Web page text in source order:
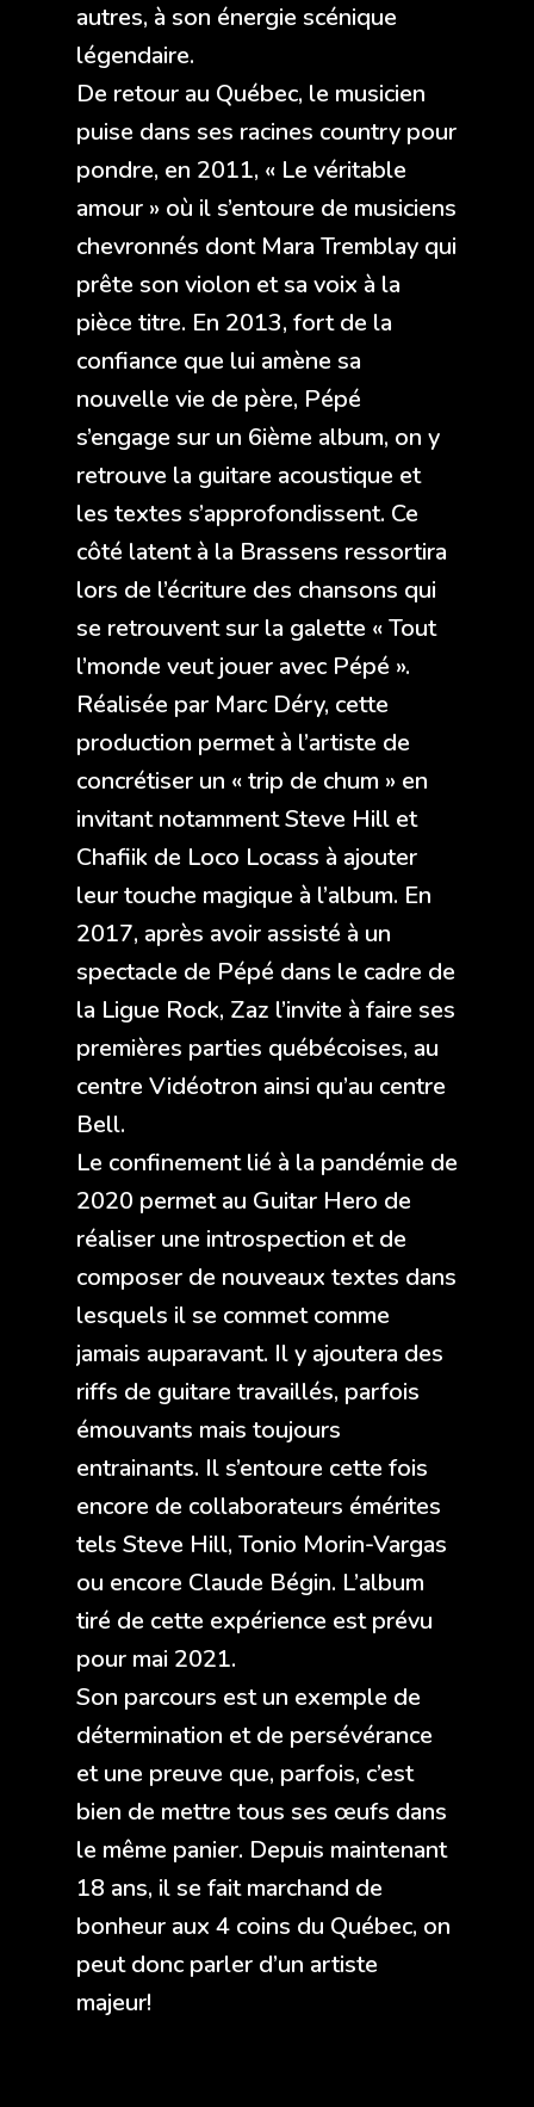
autres, à son énergie scénique
légendaire.
De retour au Québec, le musicien
puise dans ses racines country pour
pondre, en 2011, « Le véritable
amour » où il s’entoure de musiciens
chevronnés dont Mara Tremblay qui
prête son violon et sa voix à la
pièce titre. En 2013, fort de la
confiance que lui amène sa
nouvelle vie de père, Pépé
s’engage sur un 6ième album, on y
retrouve la guitare acoustique et
les textes s’approfondissent. Ce
côté latent à la Brassens ressortira
lors de l’écriture des chansons qui
se retrouvent sur la galette « Tout
l’monde veut jouer avec Pépé ».
Réalisée par Marc Déry, cette
production permet à l’artiste de
concrétiser un « trip de chum » en
invitant notamment Steve Hill et
Chafiik de Loco Locass à ajouter
leur touche magique à l’album. En
2017, après avoir assisté à un
spectacle de Pépé dans le cadre de
la Ligue Rock, Zaz l’invite à faire ses
premières parties québécoises, au
centre Vidéotron ainsi qu’au centre
Bell.
Le confinement lié à la pandémie de
2020 permet au Guitar Hero de
réaliser une introspection et de
composer de nouveaux textes dans
lesquels il se commet comme
jamais auparavant. Il y ajoutera des
riffs de guitare travaillés, parfois
émouvants mais toujours
entrainants. Il s’entoure cette fois
encore de collaborateurs émérites
tels Steve Hill, Tonio Morin-Vargas
ou encore Claude Bégin. L’album
tiré de cette expérience est prévu
pour mai 2021.
Son parcours est un exemple de
détermination et de persévérance
et une preuve que, parfois, c’est
bien de mettre tous ses œufs dans
le même panier. Depuis maintenant
18 ans, il se fait marchand de
bonheur aux 4 coins du Québec, on
peut donc parler d’un artiste
majeur!